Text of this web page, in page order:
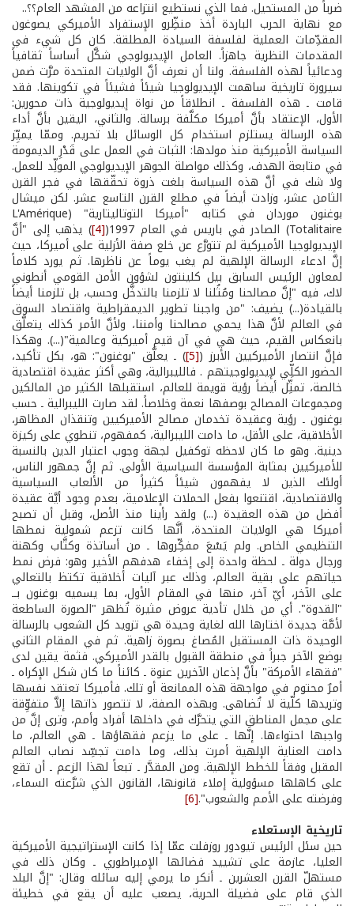
ضرباً من المستحيل. فما الذي نستطيع انتزاعه من المشهد العام؟؟..
مع نهاية الحرب الباردة أخذ منظِّرو الإستفراد الأميركي يصوغون
المقدِّمات العملية لفلسفة السيادة المطلقة. كان كل شيء في
المقدمات النظرية جاهزاً. العامل الإيديولوجي شكَّل أساساً ثقافياً
ودعائياً لهذه الفلسفة. ولنا أن نعرف أنَّ الولايات المتحدة مرَّت ضمن
سيرورة تاريخية ساهمت الإيديولوجيا شيئاً فشيئاً في تكوينها. فقد
قامت ـ هذه الفلسفة ـ انطلاقاً من نواة إيديولوجية ذات محورين:
الأول، الإعتقاد بأنَّ أميركا مكلَّفة برسالة. والثاني، اليقين بأنَّ أداء
هذه الرسالة يستلزم استخدام كل الوسائل بلا تحريم. وممّا يميِّز
السياسة الأميركية منذ مولدها: الثبات في العمل على قَدْرِ الديمومة
في متابعة الهدف، وكذلك مواصلة الجوهر الإيديولوجي المولِّد للعمل.
ولا شك في أنَّ هذه السياسة بلغت ذروة تحقّقها في فجر القرن
الثامن عشر، وزادت أيضاً في مطلع القرن التاسع عشر. لكن ميشال
بوغنون موردان في كتابه "أميركا التوتاليتارية" (L'Amérique
Totalitaire) الصادر في باريس في العام 1997( [4] ) يذهب إلى "أنَّ
الإيديولوجيا الأميركية لم تتورَّع عن خلع صفة الأزلية على أميركا، حيث
إنَّ ادعاء الرسالة الإلهية لم يغب يوماً عن ناظرها. ثم يورد كلاماً
لمعاون الرئيس السابق بيل كلينتون لشؤون الأمن القومي أنطوني
لاك، فيه "إنَّ مصالحنا ومُثُلنا لا تلزمنا بالتدخُّل وحسب، بل تلزمنا أيضاً
بالقيادة(...) يضيف: "من واجبنا تطوير الديمقراطية واقتصاد السوق
في العالم لأنَّ هذا يحمي مصالحنا وأمننا، ولأنَّ الأمر كذلك يتعلَّق
بانعكاس القيم، حيث هي في آن قيم أميركية وعالمية"(...). وهكذا
فإنَّ انتصار الأميركيين الأبرز ([5] ) ـ يعلَّق "بوغنون": هو، بكل تأكيد،
الحضور الكلِّي لإيديولوجيتهم . فالليبرالية، وهي أكثر عقيدة اقتصادية
خالصة، تمثِّل أيضاً رؤية قويمة للعالم، استقبلها الكثير من المالكين
ومجموعات المصالح بوصفها نعمة وخلاصاً. لقد صارت الليبرالية ـ حسب
بوغنون ـ رؤية وعقيدة تخدمان مصالح الأميركيين وتنقذان المظاهر،
الأخلاقية، على الأقل، ما دامت الليبرالية، كمفهوم، تنطوي على ركيزة
دينية. وهو ما كان لاحظه توكفيل لجهة وجوب اعتبار الدين بالنسبة
للأميركيين بمثابة المؤسسة السياسية الأولى. ثم إنَّ جمهور الناس،
أولئك الذين لا يفهمون شيئاً كثيراً من الألعاب السياسية
والاقتصادية، اقتنعوا بفعل الحملات الإعلامية، بعدم وجود أيَّة عقيدة
أفضل من هذه العقيدة (...) ولقد رأينا منذ الأصل، وقبل أن تصبح
أميركا هي الولايات المتحدة، أنَّها كانت تزعم شمولية نمطها
التنظيمي الخاص. ولم يَسْعَ مفكِّروها ـ من أساتذة وكتَّاب وكهنة
ورجال دولة ـ لحظة واحدة إلى إخفاء هدفهم الأخير وهو: فرض نمط
حياتهم على بقية العالم، وذلك عبر آليات أخلاقية تكتظ بالتعالي
على الآخر، أيّ آخر، منها في المقام الأول، بما يسميه بوغنون بــ
"القدوة". أي من خلال تأدية عروض مثيرة تُظهر "الصورة الساطعة
لأمَّة جديدة اختارها الله لغاية وحيدة هي تزويد كل الشعوب بالرسالة
الوحيدة ذات المستقبل المُصاغ بصورة زاهية. ثم في المقام الثاني
بوضع الآخر جبراً في منطقة القبول بالقدر الأميركي. فثمة يقين لدى
"فقهاء الأمركة" بأنَّ إذعان الآخرين عنوة ـ كائناً ما كان شكل الإكراه ـ
أمرٌ محتوم في مواجهة هذه الممانعة أو تلك. فأميركا تعتقد نفسها
وتريدها كلّية لا تُضاهى. وبهذه الصفة، لا تتصور ذاتها إلاَّ متفوِّقة
على مجمل المناطق التي يتحرَّك في داخلها أفراد وأمم، وترى إنَّ من
واجبها احتواءها. إنَّها ـ على ما يزعم فقهاؤها ـ هي العالم، ما
دامت العناية الإلهية أمرت بذلك، وما دامت تجسِّد نصاب العالم
المقبل وفقاً للخطط الإلهية. ومن المقدَّر ـ تبعاً لهذا الزعم ـ أن تقع
على كاهلها مسؤولية إملاء قانونها، القانون الذي شرَّعته السماء،
وفرضته على الأمم والشعوب".[6]
تاريخية الإستعلاء
حين سئل الرئيس تيودور روزفلت عمّا إذا كانت الإستراتيجية الأميركية
العليا، عازمة على تشييد فضائها الإمبراطوري ـ وكان ذلك في
مستهلّ القرن العشرين ـ أنكر ما يرمي إليه سائله وقال: "إنَّ البلد
الذي قام على فضيلة الحرية، يصعب عليه أن يقع في خطيئة